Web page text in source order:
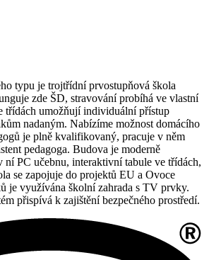
typu je trojtřídní prvostupňová škola
zde ŠD, stravování probíhá ve vlastní
třídách umožňují individuální přístup
nadaným. Nabízíme možnost domácího
je plně kvalifikovaný, pracuje v něm
pedagoga. Budova je moderně
ní PC učebnu, interaktivní tabule ve třídách,
se zapojuje do projektů EU a Ovoce
je využívána školní zahrada s TV prvky.
přispívá k zajištění bezpečného prostředí.